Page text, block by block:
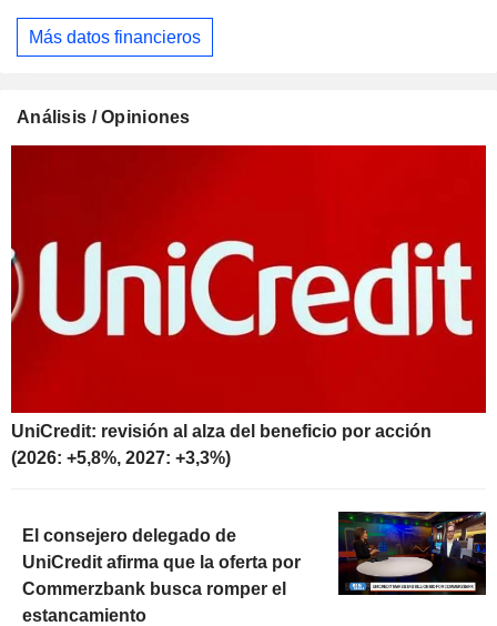
Más datos financieros
Análisis / Opiniones
UniCredit: revisión al alza del beneficio por acción
(2026: +5,8%, 2027: +3,3%)
El consejero delegado de
UniCredit afirma que la oferta por
Commerzbank busca romper el
estancamiento